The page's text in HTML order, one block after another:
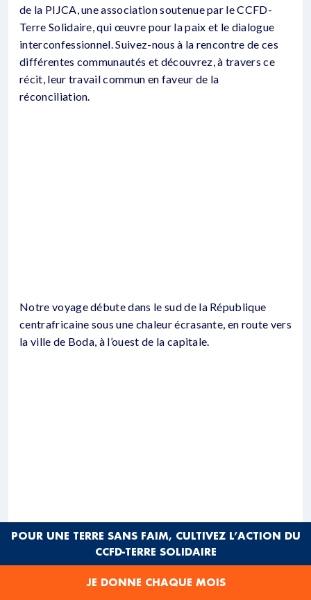
de la PIJCA, une association soutenue par le CCFD-
Terre Solidaire, qui œuvre pour la paix et le dialogue
interconfessionnel. Suivez-nous à la rencontre de ces
différentes communautés et découvrez, à travers ce
récit, leur travail commun en faveur de la
réconciliation.
Notre voyage débute dans le sud de la République
centrafricaine sous une chaleur écrasante, en route vers
la ville de Boda, à l’ouest de la capitale.
POUR UNE TERRE SANS FAIM, CULTIVEZ L’ACTION DU
CCFD-TERRE SOLIDAIRE
JE DONNE CHAQUE MOIS